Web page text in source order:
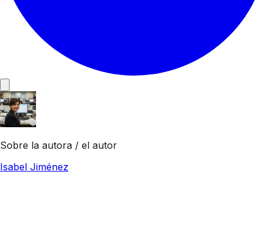
Sobre la autora / el autor
Isabel Jiménez